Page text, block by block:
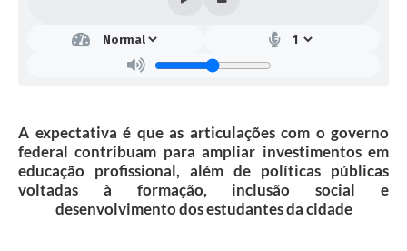
A expectativa é que as articulações com o governo
federal contribuam para ampliar investimentos em
educação profissional, além de políticas públicas
voltadas à formação, inclusão social e
desenvolvimento dos estudantes da cidade